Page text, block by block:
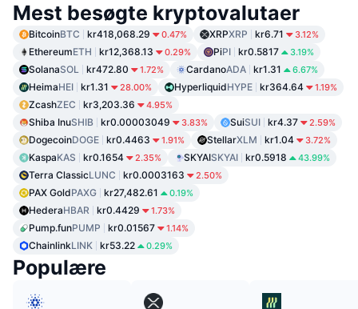
Mest besøgte kryptovalutaer
BitcoinBTC kr418,068.29 0.47% XRPXRP kr6.71 3.12%
EthereumETH kr12,368.13 0.29% PiPI kr0.5817 3.19%
SolanaSOL kr472.80 1.72% CardanoADA kr1.31 6.67%
HeimaHEI kr1.31 28.00% HyperliquidHYPE kr364.64 1.19%
ZcashZEC kr3,203.36 4.95%
Shiba InuSHIB kr0.00003049 3.83% SuiSUI kr4.37 2.59%
DogecoinDOGE kr0.4463 1.91% StellarXLM kr1.04 3.72%
KaspaKAS kr0.1654 2.35% SKYAISKYAI kr0.5918 43.99%
Terra ClassicLUNC kr0.0003163 2.50%
PAX GoldPAXG kr27,482.61 0.19%
HederaHBAR kr0.4429 1.73%
Pump.funPUMP kr0.01567 1.14%
ChainlinkLINK kr53.22 0.29%
Populære